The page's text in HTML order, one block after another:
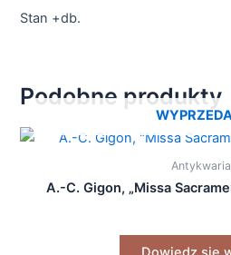
Stan +db.
Podobne produkty
A.-C. Gigon, „Missa